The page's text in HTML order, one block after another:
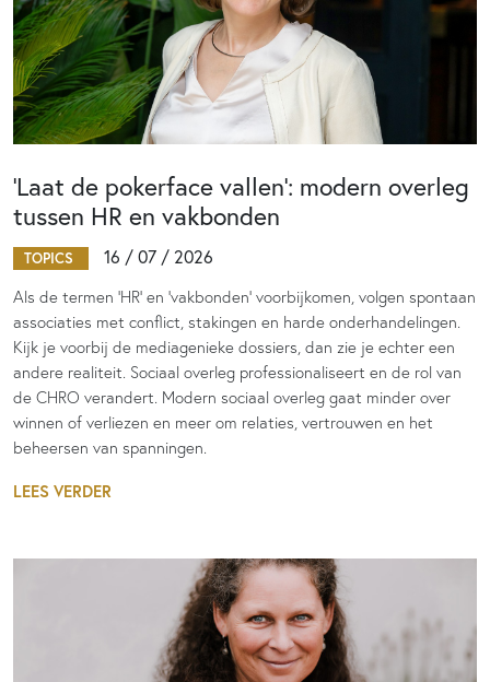
‘Laat de pokerface vallen’: modern overleg
tussen HR en vakbonden
TOPICS 16 / 07 / 2026
Als de termen 'HR' en 'vakbonden' voorbijkomen, volgen spontaan
associaties met conflict, stakingen en harde onderhandelingen.
Kijk je voorbij de mediagenieke dossiers, dan zie je echter een
andere realiteit. Sociaal overleg professionaliseert en de rol van
de CHRO verandert. Modern sociaal overleg gaat minder over
winnen of verliezen en meer om relaties, vertrouwen en het
beheersen van spanningen.
LEES VERDER